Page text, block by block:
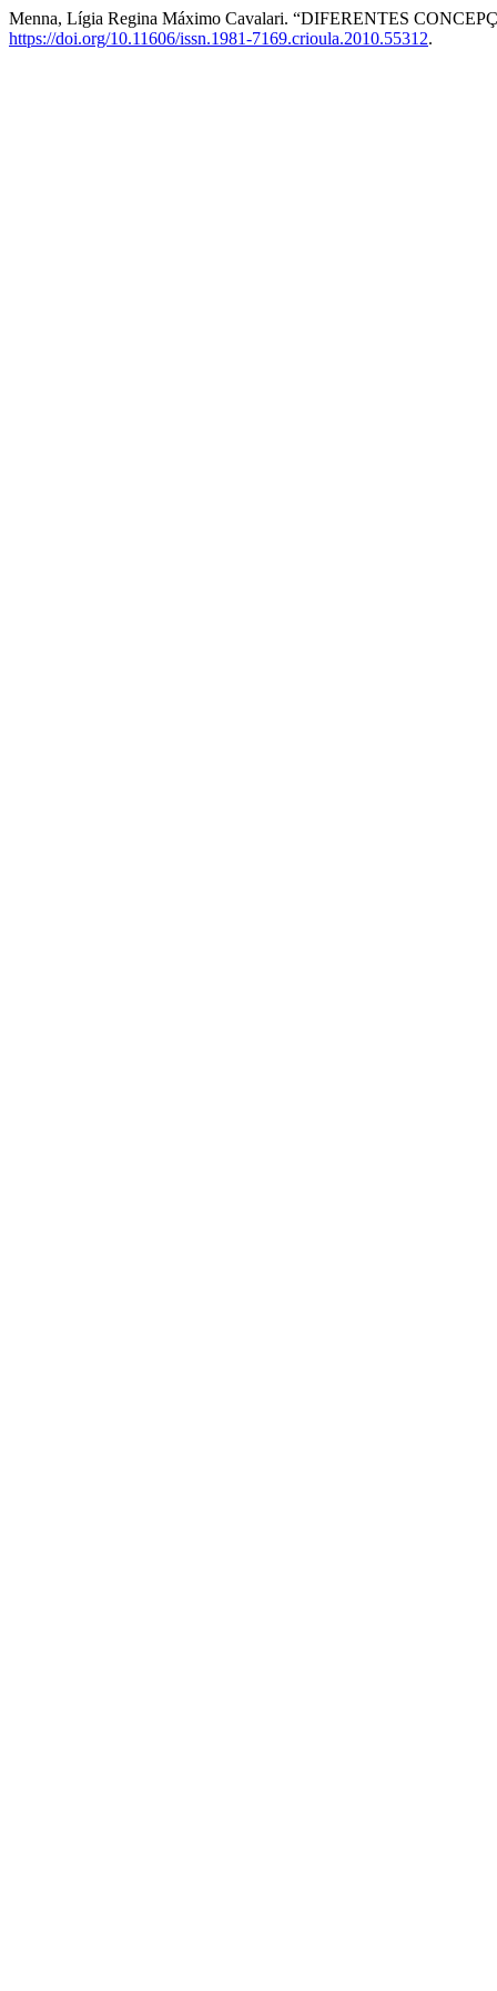
Menna, Lígia Regina Máximo Cavalari. “DIFERENTES
https://doi.org/10.11606/issn.1981-7169.crioula.2010.55312.